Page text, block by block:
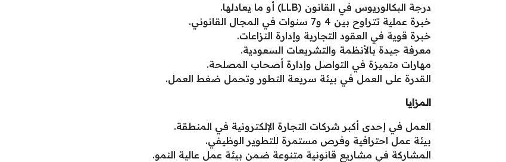
درجة البكالوريوس في القانون (LLB) أو ما يعادلها.
خبرة عملية تتراوح بين 4 و7 سنوات في المجال القانوني.
خبرة قوية في العقود التجارية وإدارة النزاعات.
معرفة جيدة بالأنظمة والتشريعات السعودية.
مهارات متميزة في التواصل وإدارة أصحاب المصلحة.
القدرة على العمل في بيئة سريعة التطور وتحمل ضغط العمل.
المزايا
العمل في إحدى أكبر شركات التجارة الإلكترونية في المنطقة.
بيئة عمل احترافية وفرص مستمرة للتطوير الوظيفي.
المشاركة في مشاريع قانونية متنوعة ضمن بيئة عمل عالية النمو.